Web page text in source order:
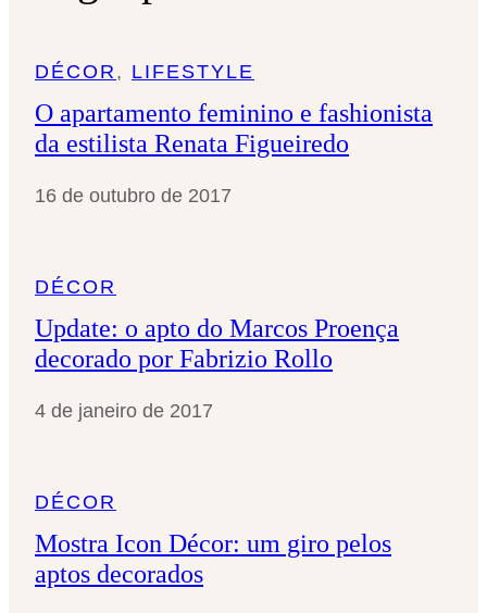
r
DÉCOR , LIFESTYLE
O apartamento feminino e fashionista
da estilista Renata Figueiredo
16 de outubro de 2017
DÉCOR
Update: o apto do Marcos Proença
decorado por Fabrizio Rollo
4 de janeiro de 2017
DÉCOR
Mostra Icon Décor: um giro pelos
aptos decorados